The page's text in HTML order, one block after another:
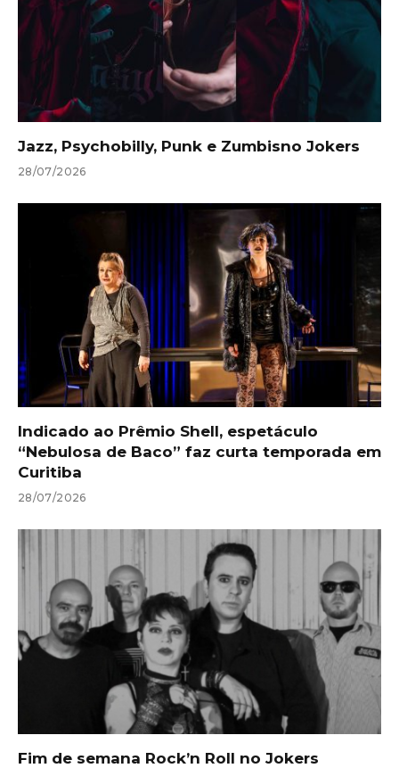
Jazz, Psychobilly, Punk e Zumbisno Jokers
28/07/2026
Indicado ao Prêmio Shell, espetáculo
“Nebulosa de Baco” faz curta temporada em
Curitiba
28/07/2026
Fim de semana Rock’n Roll no Jokers